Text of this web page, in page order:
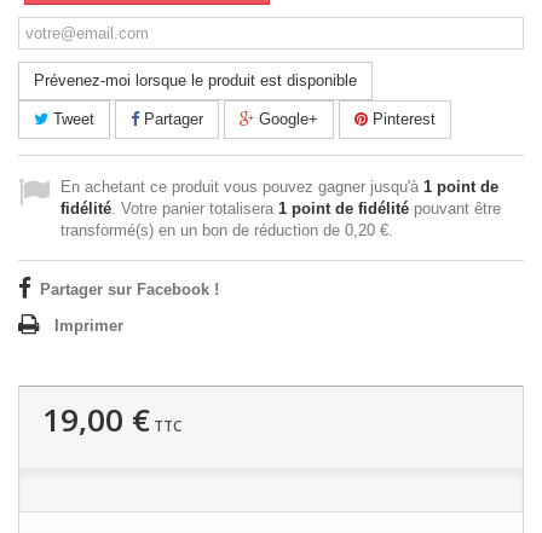
Prévenez-moi lorsque le produit est disponible
Tweet Partager Google+ Pinterest
En achetant ce produit vous pouvez gagner jusqu'à 1 point de
fidélité. Votre panier totalisera 1 point de fidélité pouvant être
transformé(s) en un bon de réduction de 0,20 €.
Partager sur Facebook !
Imprimer
19,00 € TTC